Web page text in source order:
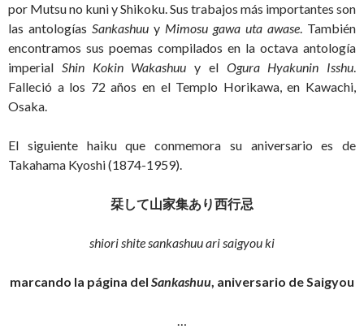
por Mutsu no kuni y Shikoku. Sus trabajos más importantes son
las antologías Sankashuu y Mimosu gawa uta awase. También
encontramos sus poemas compilados en la octava antología
imperial Shin Kokin Wakashuu y el Ogura Hyakunin Isshu.
Falleció a los 72 años en el Templo Horikawa, en Kawachi,
Osaka.
El siguiente haiku que conmemora su aniversario es de
Takahama Kyoshi (1874-1959).
栞して山家集あり西行忌
shiori shite sankashuu ari saigyou ki
marcando la página del Sankashuu, aniversario de Saigyou
…